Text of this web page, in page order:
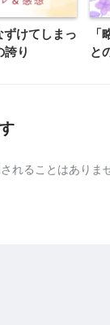
ずけてしまっ
誇り
と
れることはありま